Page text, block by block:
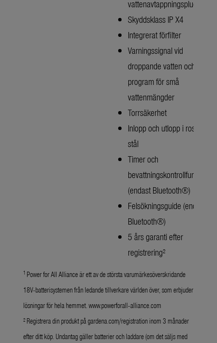
vattenavtappningsplugg
Skyddsklass IP X4
Integrerat förfilter
Varningssignal vid
droppande vatten och
program för små
vattenmängder
Torrsäkerhet
Inlopp och utlopp i rostfritt
stål
Timer och
bevattningskontrollfunktion
(endast Bluetooth®)
Felsökningsguide (endast
Bluetooth®)
5 års garanti efter
registrering²
1 Power for All Alliance är ett av de största varumärkesöverskridande
18V-batterisystemen från ledande tillverkare världen över, som erbjuder
lösningar för hela hemmet. www.powerforall-alliance.com
² Registrera din produkt på gardena.com/registration inom 3 månader
efter ditt köp. Undantag gäller batterier och laddare (om det säljs med